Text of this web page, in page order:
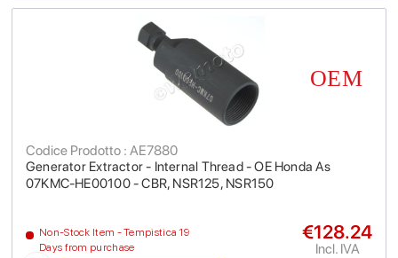
Generator Extractor - Internal Thread - OE Honda As
07KMC-HE00100 - CBR, NSR125, NSR150
Codice Prodotto : AE7880
Non-Stock Item - Tempistica 19
Days from purchase
€128.24
Incl. IVA